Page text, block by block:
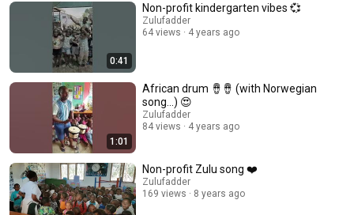
0:41
Non-profit kindergarten vibes 💞
Zulufadder
64 views
4 years ago
1:01
African drum 🪘🪘 (with Norwegian
song...) 😍
Zulufadder
84 views
4 years ago
Non-profit Zulu song ❤️
Zulufadder
169 views
8 years ago